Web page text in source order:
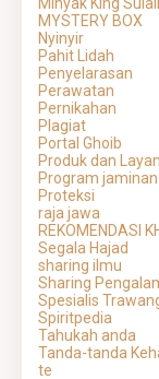
MYSTERY BOX
Nyinyir
Pahit Lidah
Penyelarasan
Perawatan
Pernikahan
Plagiat
Portal Ghoib
Produk dan
Program
Proteksi
raja jawa
REKOMENDASI
Segala Hajad
sharing ilmu
Sharing
Spesialis
Spiritpedia
Tahukah anda
Tanda-tanda
te